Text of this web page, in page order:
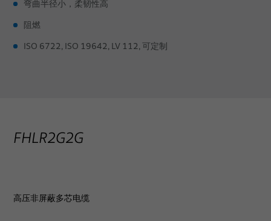
弯曲半径小，柔韧性高
阻燃
ISO 6722, ISO 19642, LV 112, 可定制
FHLR2G2G
高压非屏蔽多芯电缆